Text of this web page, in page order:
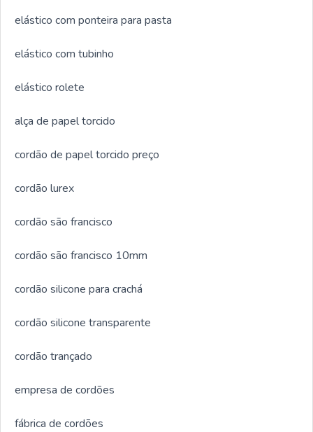
elástico com ponteira para pasta
elástico com tubinho
elástico rolete
alça de papel torcido
cordão de papel torcido preço
cordão lurex
cordão são francisco
cordão são francisco 10mm
cordão silicone para crachá
cordão silicone transparente
cordão trançado
empresa de cordões
fábrica de cordões